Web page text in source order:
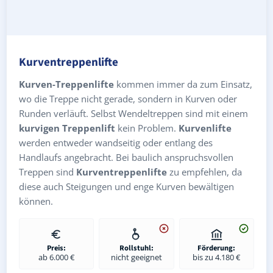
Kurventreppenlifte
Kurven-Treppenlifte kommen immer da zum Einsatz,
wo die Treppe nicht gerade, sondern in Kurven oder
Runden verläuft. Selbst Wendeltreppen sind mit einem
kurvigen Treppenlift kein Problem. Kurvenlifte
werden entweder wandseitig oder entlang des
Handlaufs angebracht. Bei baulich anspruchsvollen
Treppen sind Kurventreppenlifte zu empfehlen, da
diese auch Steigungen und enge Kurven bewältigen
können.
Preis:
ab 6.000 €
Rollstuhl:
nicht geeignet
Förderung:
bis zu 4.180 €